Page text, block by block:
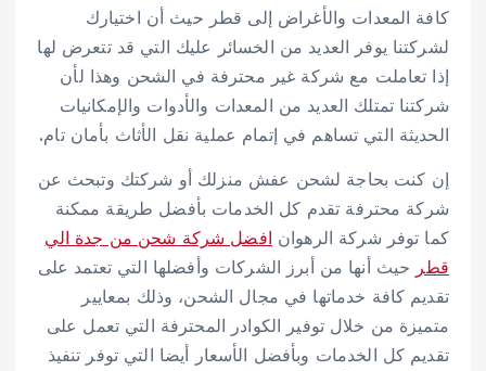
كافة المعدات والأغراض إلى قطر حيث أن اختيارك
لشركتنا يوفر العديد من الخسائر عليك التي قد تتعرض لها
إذا تعاملت مع شركة غير محترفة في الشحن وهذا لأن
شركتنا تمتلك العديد من المعدات والأدوات والإمكانيات
الحديثة التي تساهم في إتمام عملية نقل الأثاث بأمان تام.
إن كنت بحاجة لشحن عفش منزلك أو شركتك وتبحث عن
شركة محترفة تقدم كل الخدمات بأفضل طريقة ممكنة
كما توفر شركة الرهوان افضل شركة شحن من جدة الي
قطر حيث أنها من أبرز الشركات وأفضلها التي تعتمد على
تقديم كافة خدماتها في مجال الشحن، وذلك بمعايير
متميزة من خلال توفير الكوادر المحترفة التي تعمل على
تقديم كل الخدمات وبأفضل الأسعار أيضا التي توفر تنفيذ